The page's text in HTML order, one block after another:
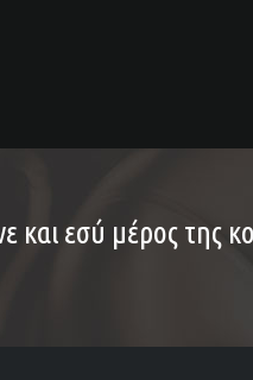
και εσύ μέρος της